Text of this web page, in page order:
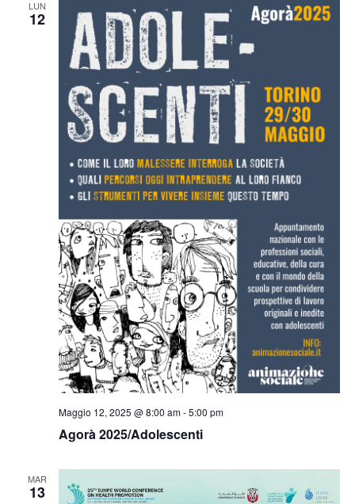
LUN
12
Agorà 2025/Adolescenti
Maggio 12, 2025 @ 8:00 am-5:00 pm
MAR
13